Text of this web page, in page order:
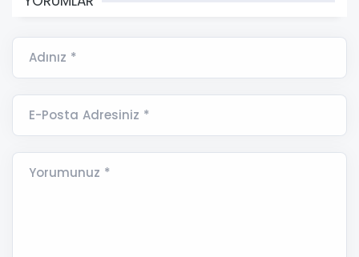
Adınız *
E-Posta Adresiniz *
Yorumunuz *